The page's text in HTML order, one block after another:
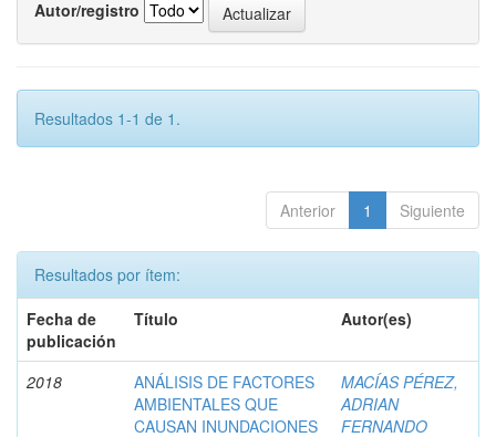
Autor/registro
Resultados 1-1 de 1.
Anterior 1 Siguiente
Resultados por ítem:
Fecha de
publicación
Título Autor(es)
2018
ANÁLISIS DE FACTORES
AMBIENTALES QUE
CAUSAN INUNDACIONES
MACÍAS PÉREZ,
ADRIAN
FERNANDO